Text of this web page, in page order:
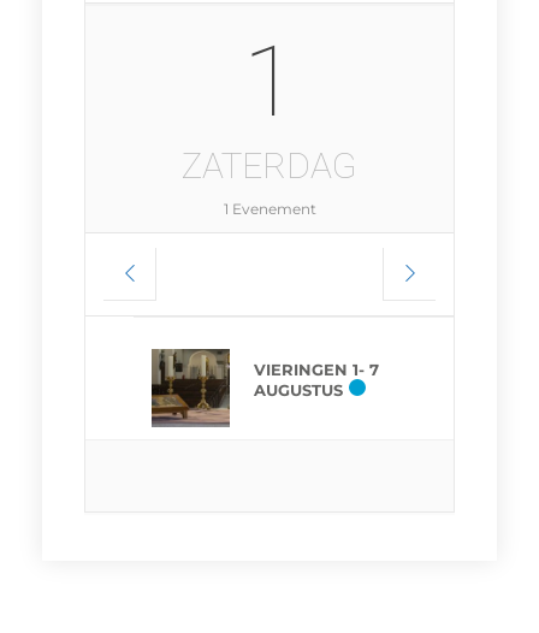
1
ZATERDAG
1 Evenement
VIERINGEN 1- 7
AUGUSTUS